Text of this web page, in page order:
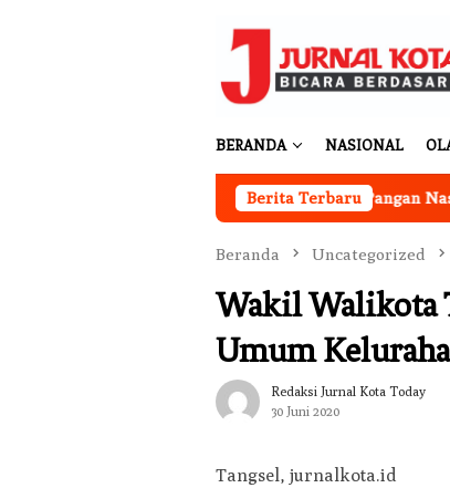
BERANDA NASIONAL
Berita Terbaru
Program Ketahanan Pangan Nasional,
Beranda Uncategorized
Wakil Walikota
Umum
Redaksi Jurnal Kota Today
30 Juni 2020
Tangsel, jurnalkota.id